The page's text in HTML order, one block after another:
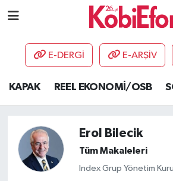
E-DERGİ E-ARŞİV
KAPAK REEL EKONOMİ/OSB
Erol Bilecik
Tüm Makaleleri
Index Grup Yönetim
AKADEMİ
DESTEK-TEŞVİK
ETKİNLİK
GÜNCEL